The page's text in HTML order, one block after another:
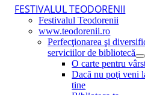
FESTIVALUL TEODORENII
Festivalul Teodorenii
www.teodorenii.ro
Perfecţionarea şi
serviciilor de bibliotecă
O carte pentru
Dacă nu poţi veni
tine